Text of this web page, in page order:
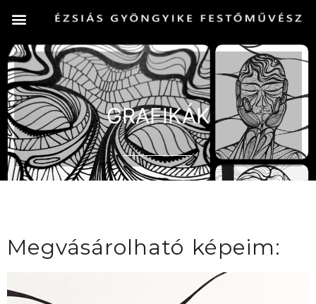
GRAFIKÁK
Megvásárolható képeim: